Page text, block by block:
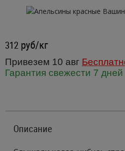
312 руб/кг
Привезем 10 авг
Гарантия свежести 7 дней
Описание